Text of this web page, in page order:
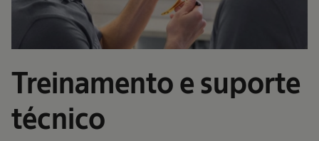
Treinamento e suporte
técnico